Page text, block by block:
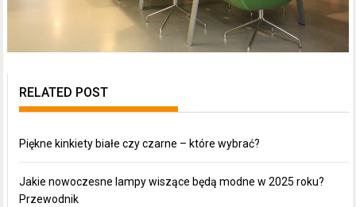
RELATED POST
Piękne kinkiety białe czy czarne – które wybrać?
Jakie nowoczesne lampy wiszące będą modne w 2025 roku?
Przewodnik